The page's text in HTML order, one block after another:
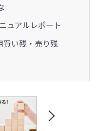
ュアルレポート
買い残・売り残